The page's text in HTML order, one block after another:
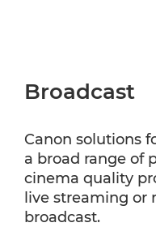
Broadcast
Canon solutions
a broad range of
cinema quality
live streaming or
broadcast.